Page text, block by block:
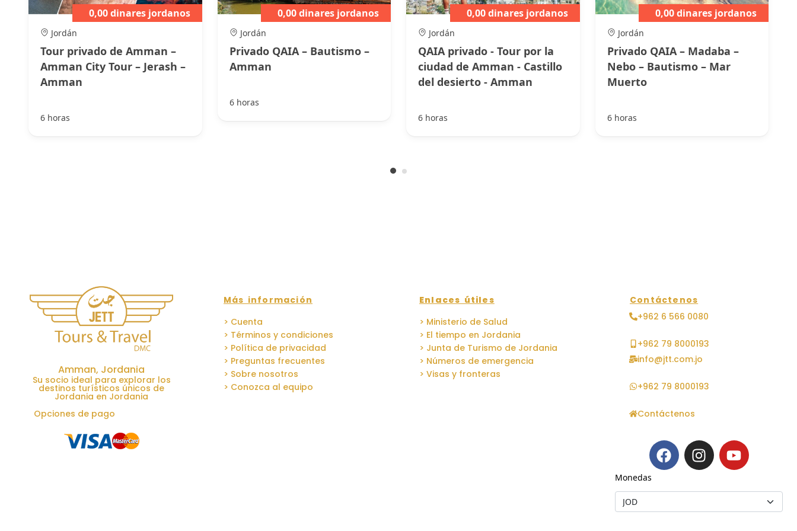
Jordán
Tour privado de Amman –
Amman City Tour – Jerash –
Amman
0,00 dinares jordanos
6 horas
Jordán
Privado QAIA – Bautismo –
Amman
0,00 dinares jordanos
6 horas
Jordán
QAIA privado - Tour por la
ciudad de Amman - Castillo
del desierto - Amman
0,00 dinares jordanos
6 horas
Jordán
Privado QAIA – Madaba –
Nebo – Bautismo – Mar
Muerto
0,00 dinares jordanos
6 horas
Amman, Jordania
Su socio ideal para explorar los
destinos turísticos únicos de
Jordania en Jordania
Opciones de pago
Más información
> Cuenta
> Términos y condiciones
> Política de privacidad
> Preguntas frecuentes
> Sobre nosotros
> Conozca al equipo
Enlaces útiles
> Ministerio de Salud
> El tiempo en Jordania
> Junta de Turismo de Jordania
> Números de emergencia
> Visas y fronteras
Contáctenos
+962 6 566 0080
+962 79 8000193
info@jtt.com.jo
+962 79 8000193
Contáctenos
Monedas